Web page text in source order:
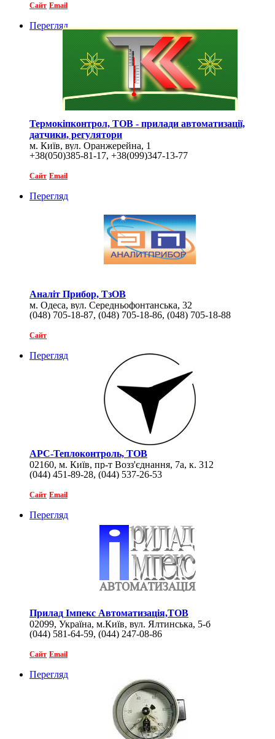
Сайт Email
Перегляд
Термокіпконтрол, ТОВ - прилади автоматизації,
датчики, регулятори
м. Київ, вул. Оранжерейна, 1
+38(050)385-81-17, +38(099)347-13-77
Сайт Email
Перегляд
Аналіт Прибор, ТзОВ
м. Одеса, вул. Середньофонтанська, 32
(048) 705-18-87, (048) 705-18-86, (048) 705-18-88
Сайт
Перегляд
АРС-Теплоконтроль, ТОВ
02160, м. Київ, пр-т Возз'єднання, 7а, к. 312
(044) 451-89-28, (044) 537-26-53
Сайт Email
Перегляд
Прилад Імпекс Автоматизація,ТОВ
02099, Україна, м.Київ, вул. Ялтинська, 5-б
(044) 581-64-59, (044) 247-08-86
Сайт Email
Перегляд